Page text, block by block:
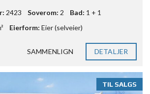
2423 Soverom: 2 Bad: 1 + 1
Eierform: Eier (selveier)
SAMMENLIGN DETALJER
TIL SALGS